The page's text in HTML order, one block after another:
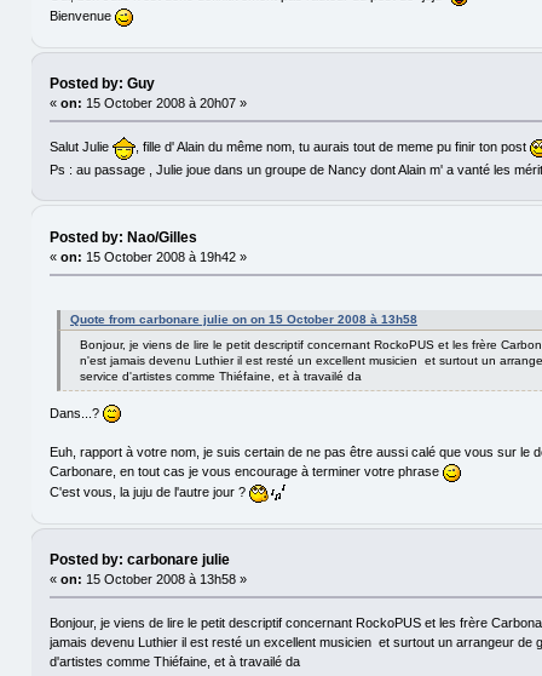
Bienvenue
Posted by: Guy
« on: 15 October 2008 à 20h07 »
Salut Julie
, fille d' Alain du même nom, tu aurais tout de meme pu finir ton post
Ps : au passage , Julie joue dans un groupe de Nancy dont Alain m' a vanté les
Posted by: Nao/Gilles
« on: 15 October 2008 à 19h42 »
Quote from carbonare julie on on 15 October 2008 à 13h58
Bonjour, je viens de lire le petit descriptif concernant RockoPUS et les frère
n'est jamais devenu Luthier il est resté un excellent musicien et surtout un
service d'artistes comme Thiéfaine, et à travailé da
Dans...?
Euh, rapport à votre nom, je suis certain de ne pas être aussi calé que vous sur le
Carbonare, en tout cas je vous encourage à terminer votre phrase
C'est vous, la juju de l'autre jour ?
Posted by: carbonare julie
« on: 15 October 2008 à 13h58 »
Bonjour, je viens de lire le petit descriptif concernant RockoPUS et les frère
jamais devenu Luthier il est resté un excellent musicien et surtout un arrangeur de
d'artistes comme Thiéfaine, et à travailé da